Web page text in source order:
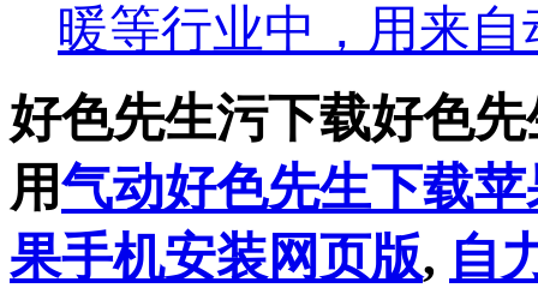
暖等行业中，用来
好色先生污下载好色
用气动好色先生下载
果手机安装网页版, 自